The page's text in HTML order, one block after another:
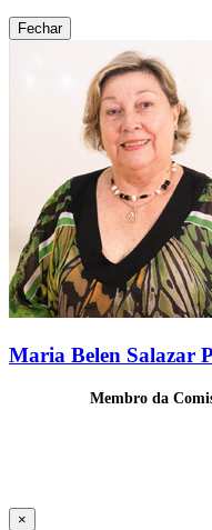
Fechar
Maria Belen Salazar
Membro da
×